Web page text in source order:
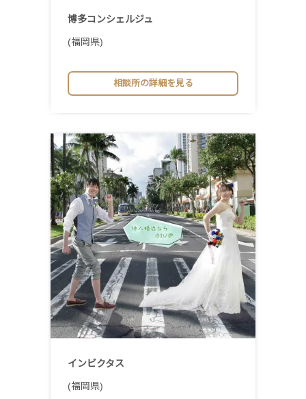
博多コンシェルジュ
(福岡県)
相談所の詳細を見る
インビクタス
(福岡県)